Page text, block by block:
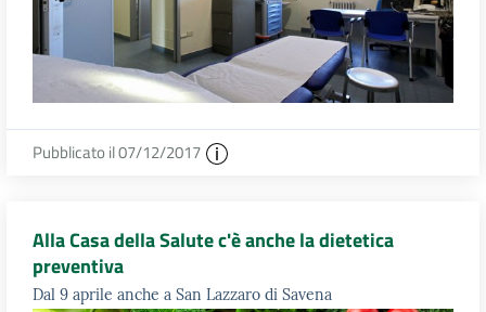
Pubblicato il 07/12/2017
Alla Casa della Salute c'è anche la dietetica
preventiva
Dal 9 aprile anche a San Lazzaro di Savena